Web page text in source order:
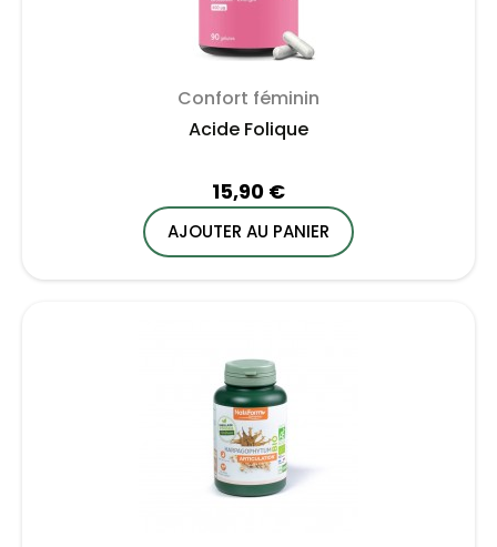
Confort féminin
Acide Folique
15,90 €
AJOUTER AU PANIER